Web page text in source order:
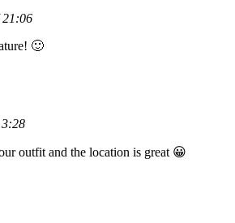
21:06
🙂
outfit and the location is great 😀